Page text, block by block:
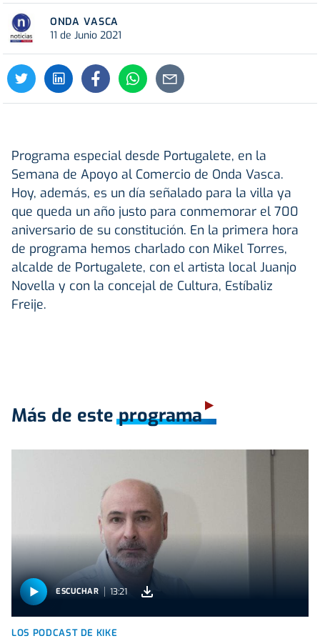
ONDA VASCA
11 de Junio 2021
Programa especial desde Portugalete, en la
Semana de Apoyo al Comercio de Onda Vasca.
Hoy, además, es un día señalado para la villa ya
que queda un año justo para conmemorar el 700
aniversario de su constitución. En la primera hora
de programa hemos charlado con Mikel Torres,
alcalde de Portugalete, con el artista local Juanjo
Novella y con la concejal de Cultura, Estíbaliz
Freije.
Más de este programa
ESCUCHAR 13:21
LOS PODCAST DE KIKE